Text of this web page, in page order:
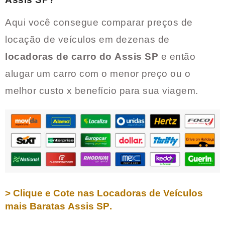
Aqui você consegue comparar preços de
locação de veículos em dezenas de
locadoras de carro do Assis SP e então
alugar um carro com o menor preço ou o
melhor custo x benefício para sua viagem.
> Clique e Cote nas Locadoras de Veículos
mais Baratas Assis SP.